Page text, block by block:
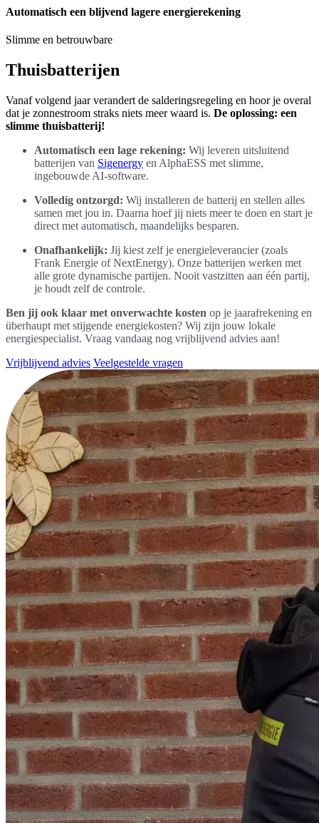
Automatisch een blijvend lagere energierekening
Slimme en betrouwbare
Thuisbatterijen
Vanaf volgend jaar verandert de salderingsregeling en hoor je overal
dat je zonnestroom straks niets meer waard is. De oplossing: een
slimme thuisbatterij!
Automatisch een lage rekening: Wij leveren uitsluitend
batterijen van Sigenergy en AlphaESS met slimme,
ingebouwde AI-software.
Volledig ontzorgd: Wij installeren de batterij en stellen alles
samen met jou in. Daarna hoef jij niets meer te doen en start je
direct met automatisch, maandelijks besparen.
Onafhankelijk: Jij kiest zelf je energieleverancier (zoals
Frank Energie of NextEnergy). Onze batterijen werken met
alle grote dynamische partijen. Nooit vastzitten aan één partij,
je houdt zelf de controle.
Ben jij ook klaar met onverwachte kosten op je jaarafrekening en
überhaupt met stijgende energiekosten? Wij zijn jouw lokale
energiespecialist. Vraag vandaag nog vrijblijvend advies aan!
Vrijblijvend advies Veelgestelde vragen